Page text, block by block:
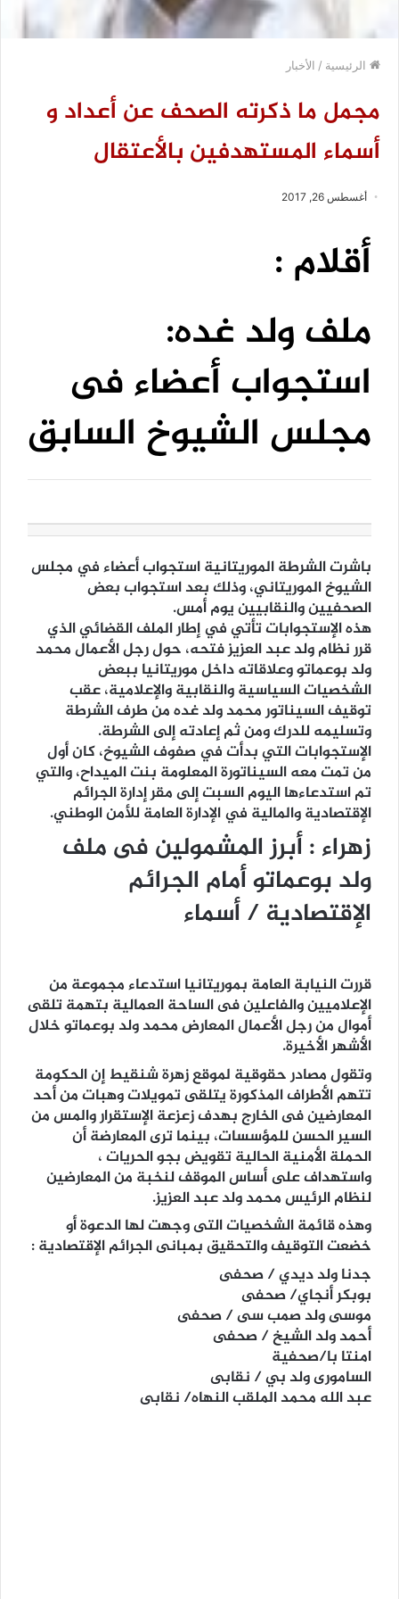
الرئيسية / الأخبار
مجمل ما ذكرته الصحف عن أعداد و
أسماء المستهدفين بالأعتقال
أغسطس 26, 2017
أقلام :
ملف ولد غده:
استجواب أعضاء فى
مجلس الشيوخ السابق
باشرت الشرطة الموريتانية استجواب أعضاء في مجلس
الشيوخ الموريتاني، وذلك بعد استجواب بعض
الصحفيين والنقابيين يوم أمس.
هذه الإستجوابات تأتي في إطار الملف القضائي الذي
قرر نظام ولد عبد العزيز فتحه، حول رجل الأعمال محمد
ولد بوعماتو وعلاقاته داخل موريتانيا ببعض
الشخصيات السياسية والنقابية والإعلامية، عقب
توقيف السيناتور محمد ولد غده من طرف الشرطة
وتسليمه للدرك ومن ثم إعادته إلى الشرطة.
الإستجوابات التي بدأت في صفوف الشيوخ، كان أول
من تمت معه السيناتورة المعلومة بنت الميداح، والتي
تم استدعاءها اليوم السبت إلى مقر إدارة الجرائم
الإقتصادية والمالية في الإدارة العامة للأمن الوطني.
زهراء : أبرز المشمولين فى ملف
ولد بوعماتو أمام الجرائم
الإقتصادية / أسماء
قررت النيابة العامة بموريتانيا استدعاء مجموعة من
الإعلاميين والفاعلين فى الساحة العمالية بتهمة تلقى
أموال من رجل الأعمال المعارض محمد ولد بوعماتو خلال
الأشهر الأخيرة.
وتقول مصادر حقوقية لموقع زهرة شنقيط إن الحكومة
تتهم الأطراف المذكورة يتلقى تمويلات وهبات من أحد
المعارضين فى الخارج بهدف زعزعة الإستقرار والمس من
السير الحسن للمؤسسات، بينما ترى المعارضة أن
الحملة الأمنية الحالية تقويض بجو الحريات ،
واستهداف على أساس الموقف لنخبة من المعارضين
لنظام الرئيس محمد ولد عبد العزيز.
وهذه قائمة الشخصيات التى وجهت لها الدعوة أو
خضعت التوقيف والتحقيق بمبانى الجرائم الإقتصادية :
جدنا ولد ديدي / صحفى
بوبكر أنجاي/ صحفى
موسى ولد صمب سى / صحفى
أحمد ولد الشيخ / صحفى
امنتا با/صحفية
السامورى ولد بي / نقابى
عبد الله محمد الملقب النهاه/ نقابى